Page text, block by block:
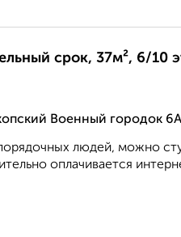
срок, 37м², 6/10
Военный городок 6А
людей, можно
оплачивается